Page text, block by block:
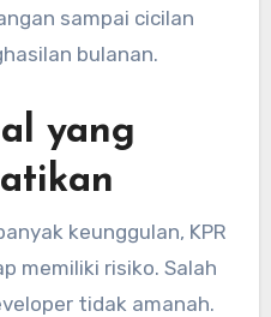
sampai cicilan
bulanan.
yang
keunggulan, KPR
memiliki risiko. Salah
tidak amanah.